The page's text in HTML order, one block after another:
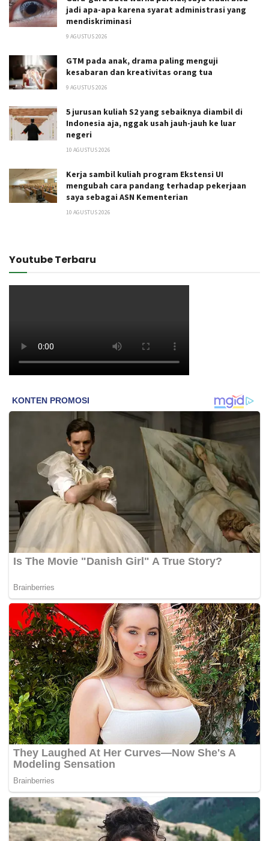
jadi apa-apa karena syarat administrasi yang
mendiskriminasi
9 AGUSTUS 2026
GTM pada anak, drama paling menguji
kesabaran dan kreativitas orang tua
9 AGUSTUS 2026
5 jurusan kuliah S2 yang sebaiknya diambil di
Indonesia aja, nggak usah jauh-jauh ke luar
negeri
10 AGUSTUS 2026
Kerja sambil kuliah program Ekstensi UI
mengubah cara pandang terhadap pekerjaan
saya sebagai ASN Kementerian
10 AGUSTUS 2026
Youtube Terbaru